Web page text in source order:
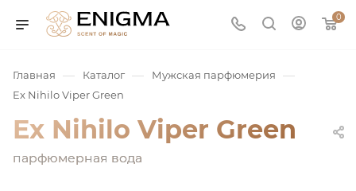
0
Главная — Каталог — Мужская парфюмерия —
Ex Nihilo Viper Green
Ex Nihilo Viper Green
парфюмерная вода